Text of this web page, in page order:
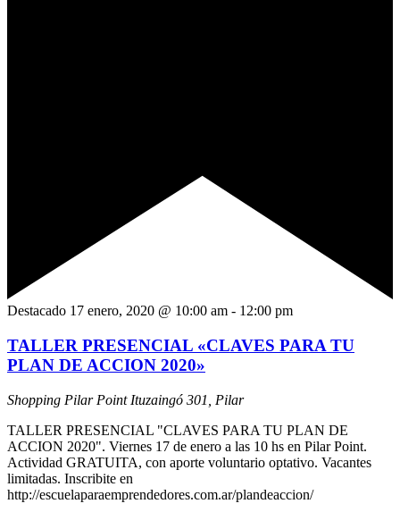
Destacado 17 enero, 2020 @ 10:00 am - 12:00 pm
TALLER PRESENCIAL «CLAVES PARA TU
PLAN DE ACCION 2020»
Shopping Pilar Point Ituzaingó 301, Pilar
TALLER PRESENCIAL "CLAVES PARA TU PLAN DE
ACCION 2020". Viernes 17 de enero a las 10 hs en Pilar Point.
Actividad GRATUITA, con aporte voluntario optativo. Vacantes
limitadas. Inscribite en
http://escuelaparaemprendedores.com.ar/plandeaccion/